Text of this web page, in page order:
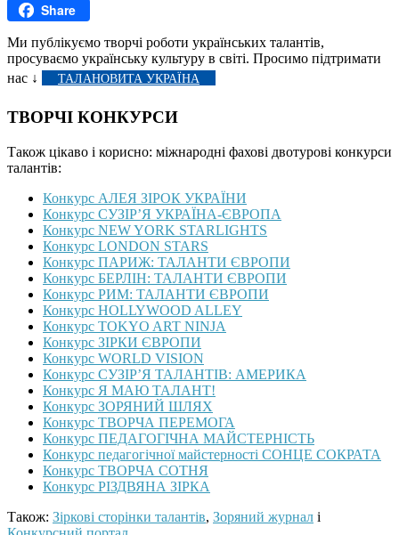
GmailShare
Ми публікуємо творчі роботи українських талантів,
просуваємо українську культуру в світі. Просимо підтримати
нас ↓
ТАЛАНОВИТА УКРАЇНА
ТВОРЧІ КОНКУРСИ
Також цікаво і корисно: міжнародні фахові двотурові конкурси
талантів:
Конкурс АЛЕЯ ЗІРОК УКРАЇНИ
Конкурс СУЗІР’Я УКРАЇНА-ЄВРОПА
Конкурс NEW YORK STARLIGHTS
Конкурс LONDON STARS
Конкурс ПАРИЖ: ТАЛАНТИ ЄВРОПИ
Конкурс БЕРЛІН: ТАЛАНТИ ЄВРОПИ
Конкурс РИМ: ТАЛАНТИ ЄВРОПИ
Конкурс HOLLYWOOD ALLEY
Конкурс TOKYO ART NINJA
Конкурс ЗІРКИ ЄВРОПИ
Конкурс WORLD VISION
Конкурс СУЗІР’Я ТАЛАНТІВ: АМЕРИКА
Конкурс Я МАЮ ТАЛАНТ!
Конкурс ЗОРЯНИЙ ШЛЯХ
Конкурс ТВОРЧА ПЕРЕМОГА
Конкурс ПЕДАГОГІЧНА МАЙСТЕРНІСТЬ
Конкурс педагогічної майстерності СОНЦЕ СОКРАТА
Конкурс ТВОРЧА СОТНЯ
Конкурс РІЗДВЯНА ЗІРКА
Також: Зіркові сторінки талантів, Зоряний журнал і